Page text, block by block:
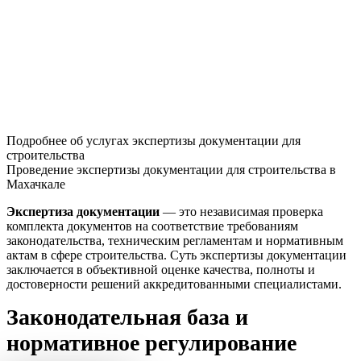
Подробнее об услугах экспертизы документации для
строительства
Проведение экспертизы документации для строительства в
Махачкале
Экспертиза документации — это независимая проверка
комплекта документов на соответствие требованиям
законодательства, техническим регламентам и нормативным
актам в сфере строительства. Суть экспертизы документации
заключается в объективной оценке качества, полноты и
достоверности решений аккредитованными специалистами.
Законодательная база и
нормативное регулирование